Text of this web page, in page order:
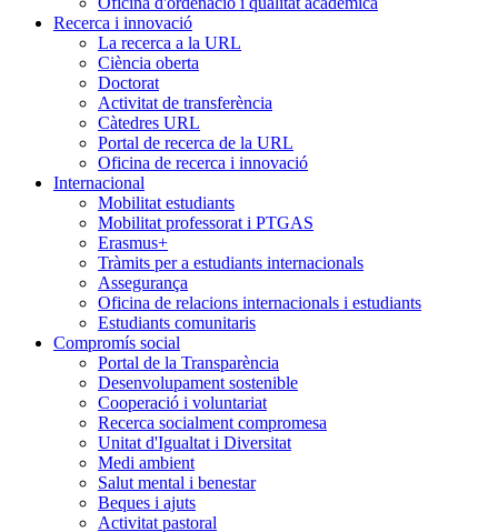
Recerca i innovació
La recerca a la URL
Ciència oberta
Doctorat
Activitat de transferència
Càtedres URL
Portal de recerca de la URL
Oficina de recerca i innovació
Internacional
Mobilitat estudiants
Mobilitat professorat i PTGAS
Erasmus+
Tràmits per a estudiants internacionals
Assegurança
Oficina de relacions internacionals i estudiants
Estudiants comunitaris
Compromís social
Portal de la Transparència
Desenvolupament sostenible
Cooperació i voluntariat
Recerca socialment compromesa
Unitat d'Igualtat i Diversitat
Medi ambient
Salut mental i benestar
Beques i ajuts
Activitat pastoral